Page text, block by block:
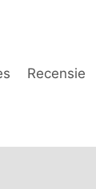
Recensie